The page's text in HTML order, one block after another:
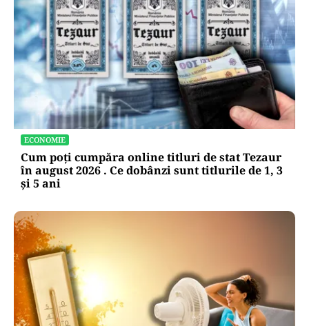
ECONOMIE
Cum poți cumpăra online titluri de stat Tezaur
în august 2026 . Ce dobânzi sunt titlurile de 1, 3
și 5 ani